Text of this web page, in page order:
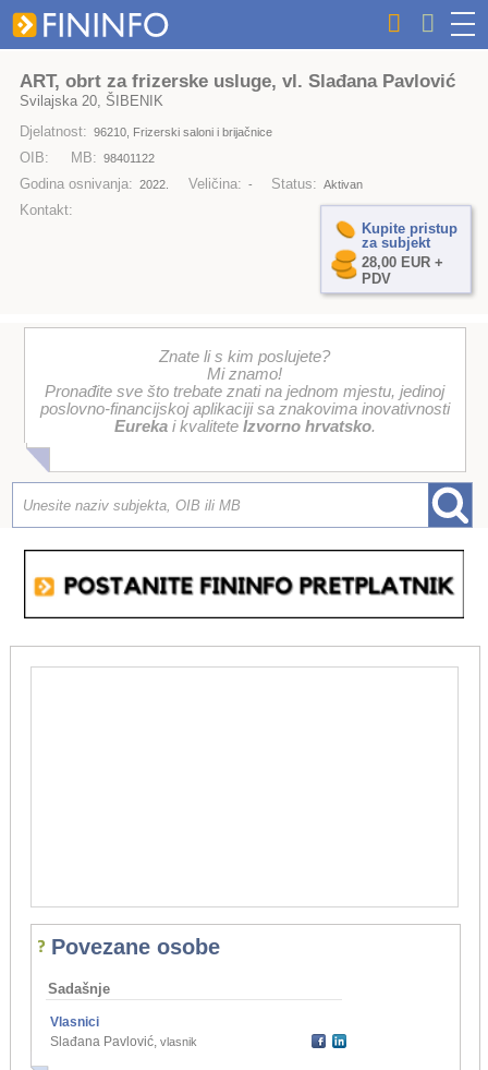
ART, obrt za frizerske usluge, vl. Slađana Pavlović
Svilajska 20, ŠIBENIK
Djelatnost: 96210, Frizerski saloni i brijačnice
OIB: MB: 98401122
Godina osnivanja: 2022. Veličina: - Status: Aktivan
Kontakt:
Kupite pristup
za subjekt
28,00 EUR +
PDV
Znate li s kim poslujete?
Mi znamo!
Pronađite sve što trebate znati na jednom mjestu, jedinoj
poslovno-financijskoj aplikaciji sa znakovima inovativnosti
Eurekai kvalitete Izvorno hrvatsko.
Povezane osobe
Sadašnje
Vlasnici
Slađana Pavlović, vlasnik